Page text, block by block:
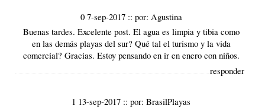
0 7-sep-2017 :: por: Agustina
Buenas tardes. Excelente post. El agua es limpia y tibia como
en las demás playas del sur? Qué tal el turismo y la vida
comercial? Gracias. Estoy pensando en ir en enero con niños.
responder
1 13-sep-2017 ::por:BrasilPlayas